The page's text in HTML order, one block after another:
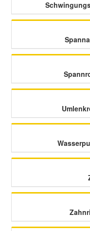
Suzuki Ersatzteile
Toyota Ersatzteile
Vauxhall